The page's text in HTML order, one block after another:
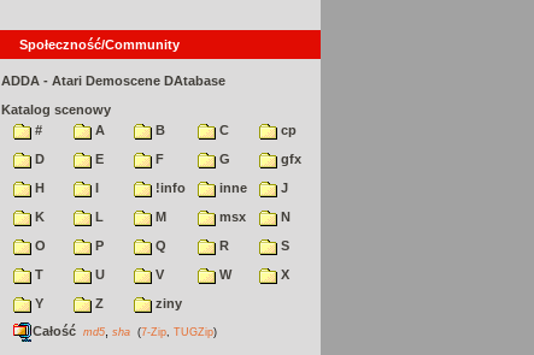
Społeczność/Community
ADDA - Atari Demoscene DAtabase
Katalog scenowy
#
A B C
cp
D
E F G
gfx
H
I !info inne
J
K
L M msx
N
O
P Q R
S
T
U V W
X
Y
Z
ziny
Całość md5 sha (7-Zip TUGZip)